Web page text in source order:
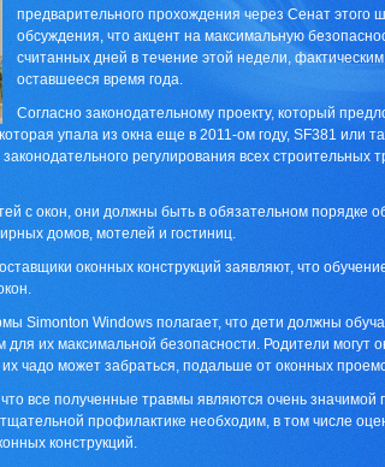
предварительного прохождения через Сенат этого
обсуждения, что акцент на максимальную
считанных дней в течение этой недели,
оставшееся время года.
Согласно законодательному проекту, который
упала из окна еще в 2011-ом году, SF381 или
регулирования всех строительных
с окон, они должны быть в обязательном порядке
домов, мотелей и гостиниц.
оконных конструкций заявляют, что
Simonton Windows полагает, что дети должны
их максимальной безопасности. Родители могут
чадо может забраться, подальше от оконных
все полученные травмы являются очень значимой
профилактике необходим, в том числе
конструкций.